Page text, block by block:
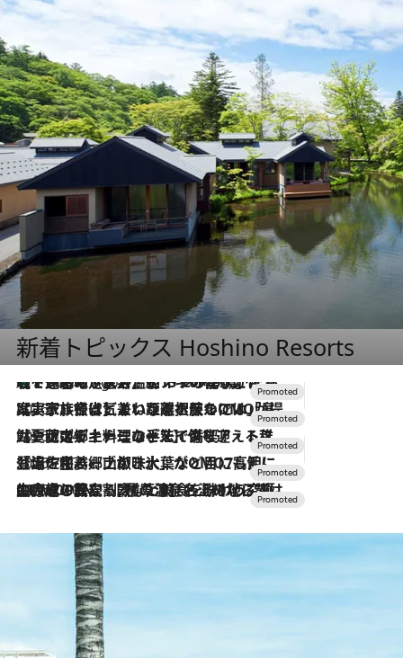
新着トピックス Hoshino Resorts
7 Hours Ago
【トンボの足水浴】ヒノキの香りに包まれて涼感マックス！約13℃の湧水かけ流しを避暑地「星野温泉 トンボの湯」で体験
2026.7.31
【ホテル帰省】という選択肢をOMOが提案。家族とほどよい距離を保つには「昼は実家、夜は気兼ねなくホテルで！」
2026.7.24
【夏限定ディナーコース】旬を迎える稚鮎や花ズッキーニなどをイタリア・トスカーナの郷土料理の手法で満喫！
2026.7.17
「土佐和ハーブかき氷」がOMO7高知に登場！生姜、山椒、大葉など目にも舌にも涼を呼ぶ郷土の味
2026.7.10
NEW OPEN！【界 草津】名湯の地に誕生。趣の異なる2種の温泉と上州ならではの会席・蕎麦割烹など美食を味わう究極の癒やし旅